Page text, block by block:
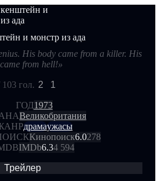
и монстр из ада
His body came from a killer. His
from hell!»
103 гол. 2 1
ГОД1973
Великобритания
драмаужасы
Кинопоиск6.0278
IMDb6.34 594
Трейлер